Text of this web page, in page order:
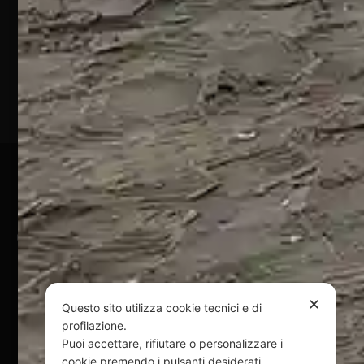
Silvi
Marina
(TE)
P.Iva
01828920676
Pagamenti Sicuri
@ Copyright 2024 Webpesca è un brand Intent di Federico
Andrenacci P.Iva 01917920678
Via G. Galilei n. 2 – 64018 Tortoreto TE | REA TE-168019 |
Mail:
federicoandrenacci@pec.it
Questo sito è protetto da Google reCAPTCHA
v3,
Privacy Policy eTerms of Servicedi Google.
✕
Questo sito utilizza cookie tecnici e di
profilazione.
Puoi accettare, rifiutare o personalizzare i
cookie premendo i pulsanti desiderati.